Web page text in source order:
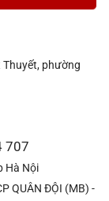
Thuyết, phường
707
Hà Nội
QUÂN ĐỘI (MB) -